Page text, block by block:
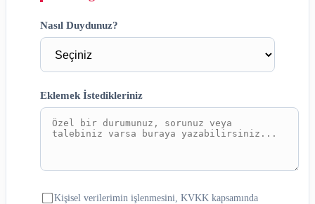
Nasıl Duydunuz?
Eklemek İstedikleriniz
Kişisel verilerimin işlenmesini, KVKK kapsamında